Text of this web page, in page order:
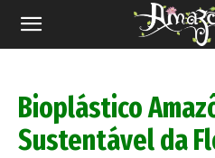
Revista
Bioplástico
Sustentável da